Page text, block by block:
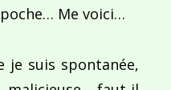
Me voici…
je suis spontanée,